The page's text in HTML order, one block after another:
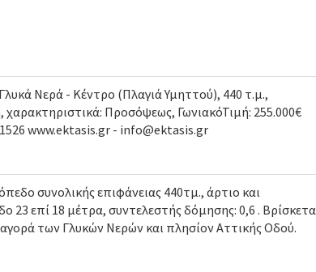
Νερά - Κέντρο (Πλαγιά Υμηττού), 440 τ.μ.,
Προσόψεως, ΓωνιακόΤιμή: 255.000€
www.ektasis.gr - info@ektasis.gr
συνολικής επιφάνειας 440τμ., άρτιο και
επί 18 μέτρα, συντελεστής δόμησης: 0,6 .
των Γλυκών Νερών και πλησίον Αττικής Οδού.